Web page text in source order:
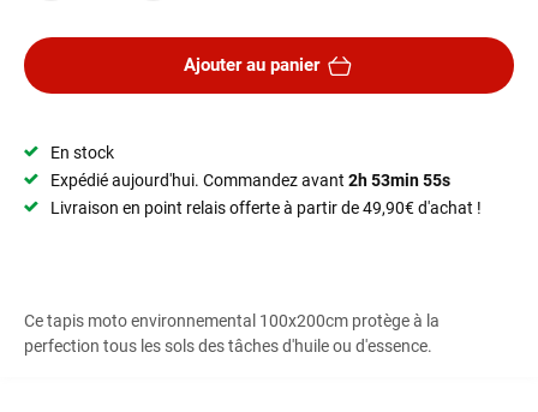
Ajouter au panier
En stock
Expédié aujourd'hui. Commandez avant 2h 53min 54s
Livraison en point relais offerte à partir de 49,90€ d'achat !
Ce tapis moto environnemental 100x200cm protège à la
perfection tous les sols des tâches d'huile ou d'essence.